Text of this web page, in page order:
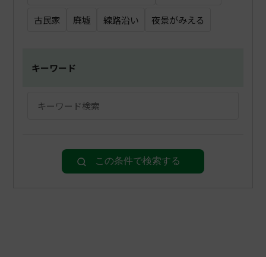
古民家 廃墟 線路沿い 夜景がみえる
キーワード
この条件で検索する